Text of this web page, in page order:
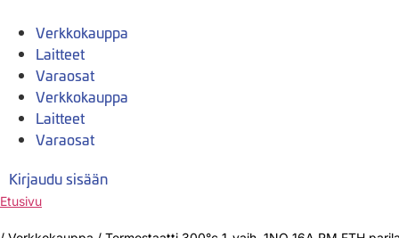
Verkkokauppa
Laitteet
Varaosat
Verkkokauppa
Laitteet
Varaosat
Kirjaudu sisään
Etusivu